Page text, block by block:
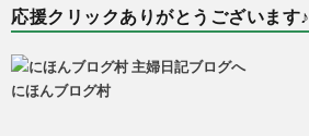
応援クリックありがとうございます♪
にほんブログ村